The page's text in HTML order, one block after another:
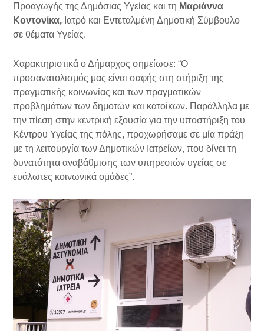
Προαγωγής της Δημόσιας Υγείας και τη Μαριάννα
Κοντονίκα, Ιατρό και Εντεταλμένη Δημοτική Σύμβουλο
σε θέματα Υγείας.
Χαρακτηριστικά ο Δήμαρχος σημείωσε: “Ο
προσανατολισμός μας είναι σαφής στη στήριξη της
πραγματικής κοινωνίας και των πραγματικών
προβλημάτων των δημοτών και κατοίκων. Παράλληλα με
την πίεση στην κεντρική εξουσία για την υποστήριξη του
Κέντρου Υγείας της πόλης, προχωρήσαμε σε μία πράξη
με τη λειτουργία των Δημοτικών Ιατρείων, που δίνει τη
δυνατότητα αναβάθμισης των υπηρεσιών υγείας σε
ευάλωτες κοινωνικά ομάδες”.